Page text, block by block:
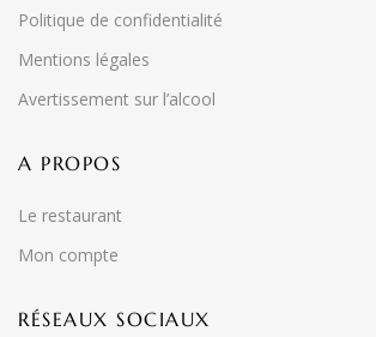
Politique de confidentialité
Mentions légales
Avertissement sur l’alcool
A PROPOS
Le restaurant
Mon compte
RÉSEAUX SOCIAUX